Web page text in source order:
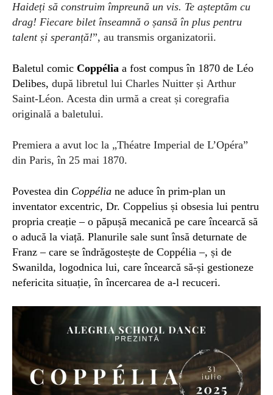
Haideți să construim împreună un vis. Te așteptăm cu
drag! Fiecare bilet înseamnă o șansă în plus pentru
talent și speranță!”, au transmis organizatorii.
Baletul comic Coppélia a fost compus în 1870 de Léo
Delibes, după libretul lui Charles Nuitter și Arthur
Saint-Léon. Acesta din urmă a creat și coregrafia
originală a baletului.
Premiera a avut loc la „Théatre Imperial de L’Opéra”
din Paris, în 25 mai 1870.
Povestea din Coppélia ne aduce în prim-plan un
inventator excentric, Dr. Coppelius și obsesia lui pentru
propria creație – o păpușă mecanică pe care încearcă să
o aducă la viață. Planurile sale sunt însă deturnate de
Franz – care se îndrăgostește de Coppélia –, și de
Swanilda, logodnica lui, care încearcă să-și gestioneze
nefericita situație, în încercarea de a-l recuceri.